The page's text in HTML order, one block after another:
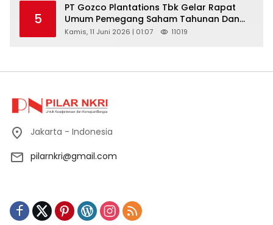
Pemasaran Pada Forum UMKM
Bojongbaru Kecamatan Bojong Gede
5
PT Gozco Plantations Tbk Gelar Rapat
Umum Pemegang Saham Tahunan Dan
Paparan Publik 2026 Di Jakarta
Kamis, 11 Juni 2026 | 01:07 11019
Jakarta - Indonesia
pilarnkri@gmail.com